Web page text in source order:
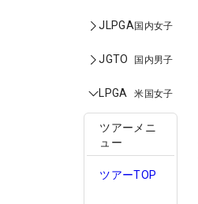
JLPGA国内女子
JGTO 国内男子
LPGA 米国女子
ツアーメニ
ュー
ツアーTOP